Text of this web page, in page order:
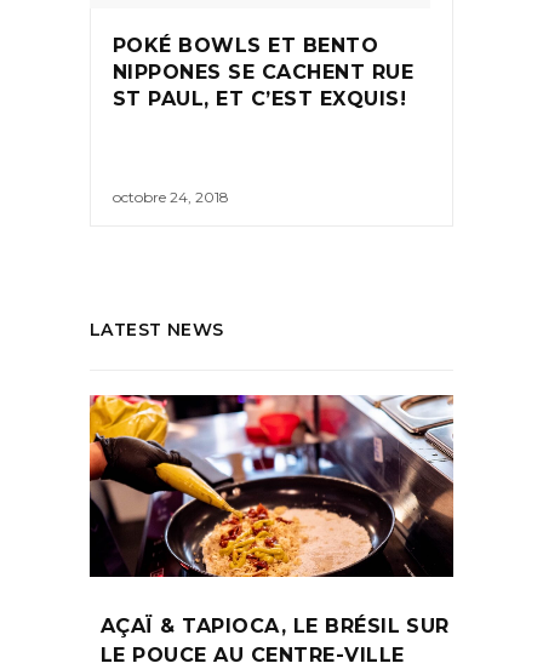
POKÉ BOWLS ET BENTO
NIPPONES SE CACHENT RUE
ST PAUL, ET C’EST EXQUIS!
octobre 24, 2018
LATEST NEWS
AÇAÏ & TAPIOCA, LE BRÉSIL SUR
LE POUCE AU CENTRE-VILLE